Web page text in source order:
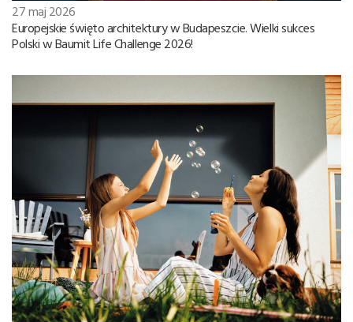
27 maj 2026
Europejskie święto architektury w Budapeszcie. Wielki sukces
Polski w Baumit Life Challenge 2026!